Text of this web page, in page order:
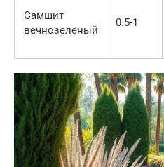
Самшит
вечнозеленый
0.5-1